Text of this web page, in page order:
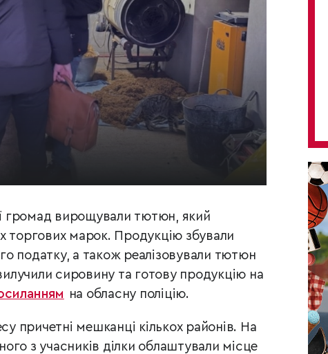
громад вирощували тютюн, який
торгових марок. Продукцію збували
податку, а також реалізовували тютюн
сировину та готову продукцію на
на обласну поліцію.
причетні мешканці кількох районів. На
з учасників ділки облаштували місце